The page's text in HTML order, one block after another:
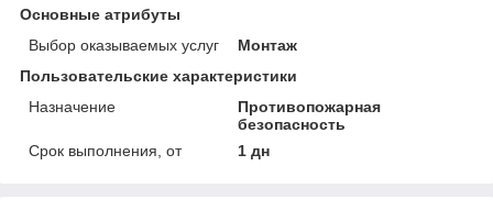
Основные атрибуты
Выбор оказываемых услуг
Монтаж
Пользовательские характеристики
Назначение
Противопожарная
безопасность
Срок выполнения, от
1 дн